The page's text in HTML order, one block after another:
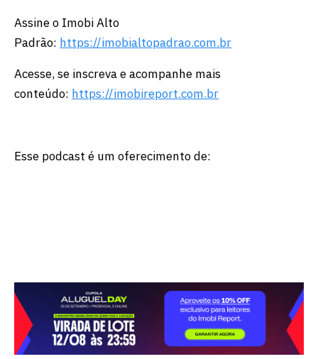
Assine o Imobi Alto
Padrão: https://imobialtopadrao.com.br
Acesse, se inscreva e acompanhe mais
conteúdo: https://imobireport.com.br
Esse podcast é um oferecimento de: